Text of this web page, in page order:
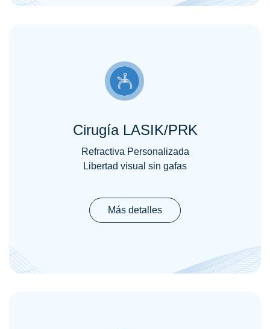
Cirugía LASIK/PRK
Refractiva Personalizada
Libertad visual sin gafas
Más detalles